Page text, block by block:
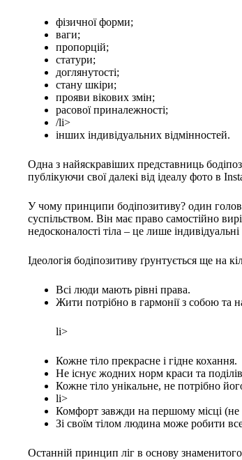
фізичної форми;
ваги;
пропорцій;
статури;
доглянутості;
стану шкіри;
прояви вікових змін;
расової приналежності;
/li>
інших індивідуальних відмінностей.
Одна з найяскравіших представниць
публікуючи свої далекі від ідеалу фото в
У чому принципи бодіпозитиву? один
суспільством. Він має право самостійно
недосконалості тіла – це лише
Ідеологія бодіпозитиву ґрунтується ще на
Всі люди мають рівні права.
Жити потрібно в гармонії з собою та
li>
Кожне тіло прекрасне і гідне кохання.
Не існує жодних норм краси та
Кожне тіло унікальне, не потрібно
li>
Комфорт завжди на першому місці (не
Зі своїм тілом людина може робити
Останній принцип ліг в основу